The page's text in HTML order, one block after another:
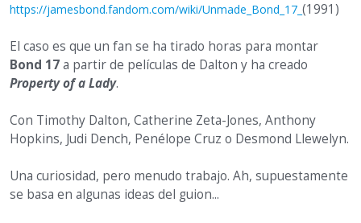
https://jamesbond.fandom.com/wiki/Unmade_Bond_17_ (1991)
El caso es que un fan se ha tirado horas para montar
Bond 17a partir de películas de Dalton y ha creado
Property of a Lady.
Con Timothy Dalton, Catherine Zeta-Jones, Anthony
Hopkins, Judi Dench, Penélope Cruz o Desmond Llewelyn.
Una curiosidad, pero menudo trabajo. Ah, supuestamente
se basa en algunas ideas del guion...